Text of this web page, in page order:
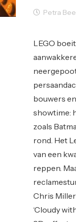
Petra
LEGO
bouwers
showtime:
zoals
rond. Het
van een
reppen.
Chris
‘Cloudy